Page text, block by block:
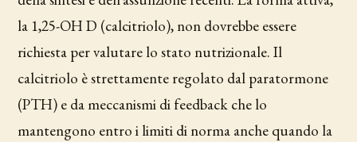
la 1,25-OH D (calcitriolo), non dovrebbe essere
richiesta per valutare lo stato nutrizionale. Il
calcitriolo è strettamente regolato dal paratormone
(PTH) e da meccanismi di feedback che lo
mantengono entro i limiti di norma anche quando la